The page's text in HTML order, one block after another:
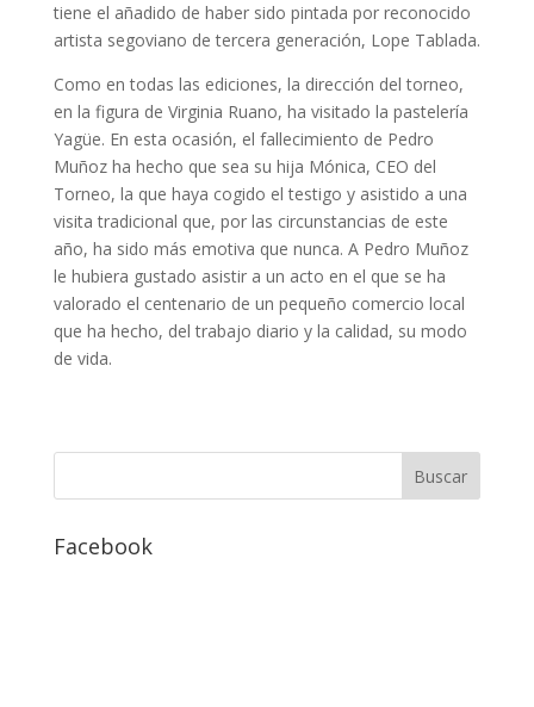
tiene el añadido de haber sido pintada por reconocido
artista segoviano de tercera generación, Lope Tablada.
Como en todas las ediciones, la dirección del torneo,
en la figura de Virginia Ruano, ha visitado la pastelería
Yagüe. En esta ocasión, el fallecimiento de Pedro
Muñoz ha hecho que sea su hija Mónica, CEO del
Torneo, la que haya cogido el testigo y asistido a una
visita tradicional que, por las circunstancias de este
año, ha sido más emotiva que nunca. A Pedro Muñoz
le hubiera gustado asistir a un acto en el que se ha
valorado el centenario de un pequeño comercio local
que ha hecho, del trabajo diario y la calidad, su modo
de vida.
Facebook